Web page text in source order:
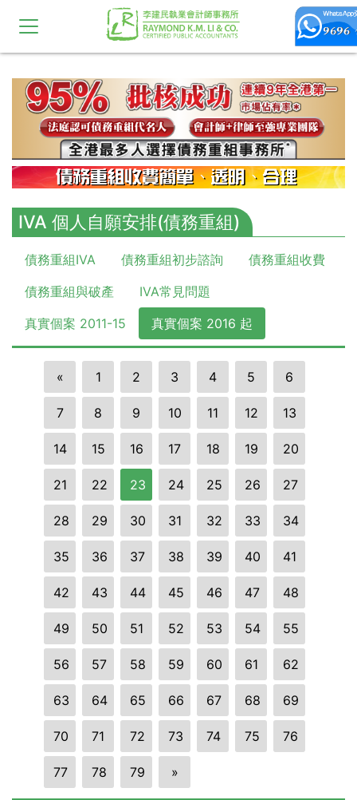
10,11,12,13,14,15,16,17,18,19,20
IVA 個人自願安排(債務重組)
債務重組IVA 債務重組初步諮詢
債務重組收費
債務重組與破產
IVA常見問題
真實個案 2011-15
真實個案 2016 起
« 1 2 3 4 5 6
7 8 9 10 11 12 13
14 15 16 17 18 19 20
21 22 23 24 25 26 27
28 29 30 31 32 33 34
35 36 37 38 39 40 41
42 43 44 45 46 47 48
49 50 51 52 53 54 55
56 57 58 59 60 61 62
63 64 65 66 67 68 69
70 71 72 73 74 75 76
77 78 79 »